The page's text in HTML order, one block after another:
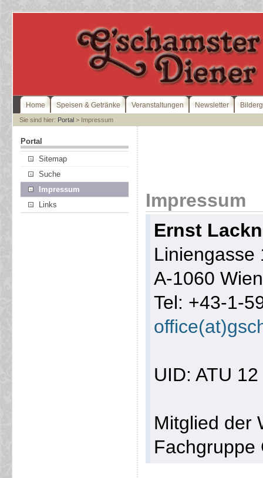
Home Speisen & Getränke Veranstaltungen Newsletter
Sie sind hier: Portal > Impressum
Portal
Sitemap
Suche
Impressum
Links
Impressum
Ernst
Liniengasse
A-1060 Wien
Tel: +43-1-
UID: ATU
Mitglied der
Fachgruppe